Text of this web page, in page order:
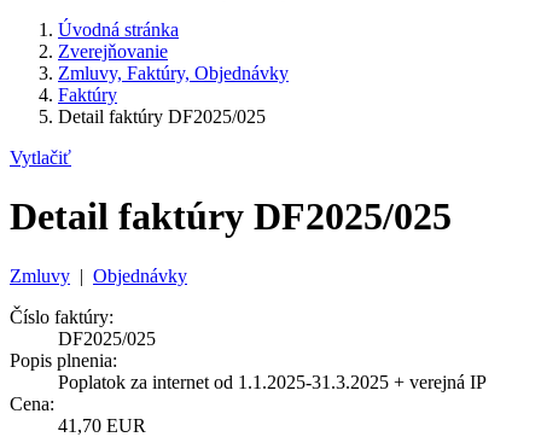
Úvodná stránka
Zverejňovanie
Zmluvy, Faktúry, Objednávky
Faktúry
Detail faktúry DF2025/025
Vytlačiť
Detail faktúry DF2025/025
Zmluvy | Objednávky
Číslo faktúry:
DF2025/025
Popis plnenia:
Poplatok za internet od 1.1.2025-31.3.2025 + verejná IP
Cena:
41,70 EUR